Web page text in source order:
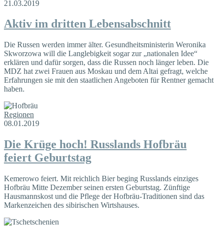
21.03.2019
Aktiv im dritten Lebensabschnitt
Die Russen werden immer älter. Gesundheitsministerin Weronika
Skworzowa will die Langlebigkeit sogar zur „nationalen Idee“
erklären und dafür sorgen, dass die Russen noch länger leben. Die
MDZ hat zwei Frauen aus Moskau und dem Altai gefragt, welche
Erfahrungen sie mit den staatlichen Angeboten für Rentner gemacht
haben.
Regionen
08.01.2019
Die Krüge hoch! Russlands Hofbräu
feiert Geburtstag
Kemerowo feiert. Mit reichlich Bier beging Russlands einziges
Hofbräu Mitte Dezember seinen ersten Geburtstag. Zünftige
Hausmannskost und die Pflege der Hofbräu-Traditionen sind das
Markenzeichen des sibirischen Wirtshauses.